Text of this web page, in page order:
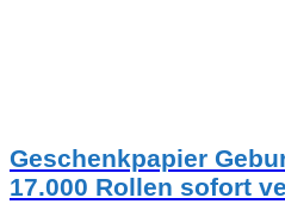
Geschenkpapier
17.000 Rollen sofort